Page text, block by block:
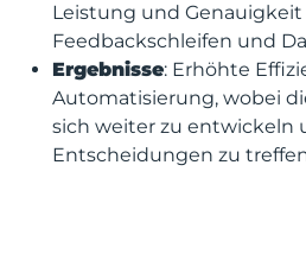
Leistung und
Feedbackschleifen und
Ergebnisse: Erhöhte
Automatisierung, wobei
sich weiter zu entwickeln
Entscheidungen zu